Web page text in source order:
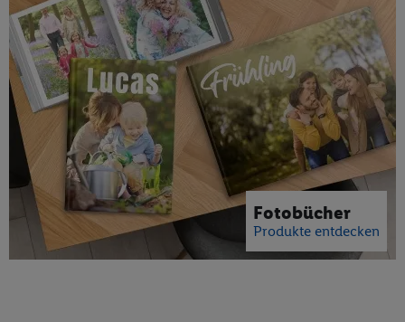
Fotobücher
Produkte entdecken